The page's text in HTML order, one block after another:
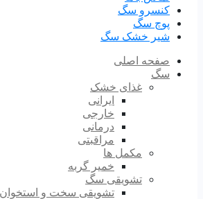
کنسرو سگ
پوچ سگ
شیر خشک سگ
صفحه اصلی
سگ
غذای خشک
ایرانی
خارجی
درمانی
مراقبتی
مکمل ها
خمیر گربه
تشویقی سگ
تشویقی سخت و استخوان